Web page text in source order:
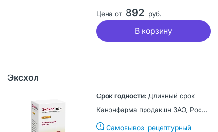
Цена от 892 руб.
В корзину
Эксхол
Длинный срок
Канонфарма продакшн ЗАО, Россия
Самовывоз: рецептурный